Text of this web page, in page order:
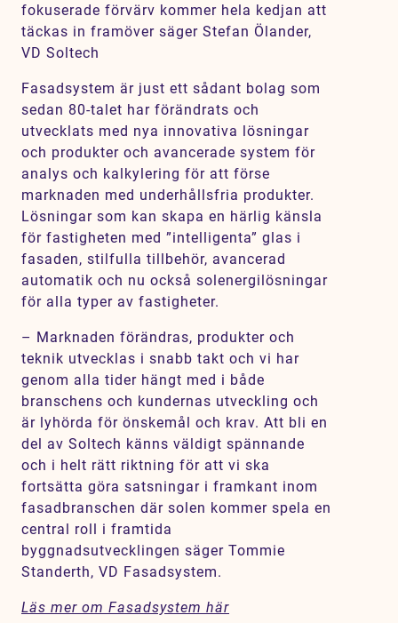
fokuserade förvärv kommer hela kedjan att
täckas in framöver säger Stefan Ölander,
VD Soltech
Fasadsystem är just ett sådant bolag som
sedan 80-talet har förändrats och
utvecklats med nya innovativa lösningar
och produkter och avancerade system för
analys och kalkylering för att förse
marknaden med underhållsfria produkter.
Lösningar som kan skapa en härlig känsla
för fastigheten med ”intelligenta” glas i
fasaden, stilfulla tillbehör, avancerad
automatik och nu också solenergilösningar
för alla typer av fastigheter.
– Marknaden förändras, produkter och
teknik utvecklas i snabb takt och vi har
genom alla tider hängt med i både
branschens och kundernas utveckling och
är lyhörda för önskemål och krav. Att bli en
del av Soltech känns väldigt spännande
och i helt rätt riktning för att vi ska
fortsätta göra satsningar i framkant inom
fasadbranschen där solen kommer spela en
central roll i framtida
byggnadsutvecklingen säger Tommie
Standerth, VD Fasadsystem.
Läs mer om Fasadsystem här